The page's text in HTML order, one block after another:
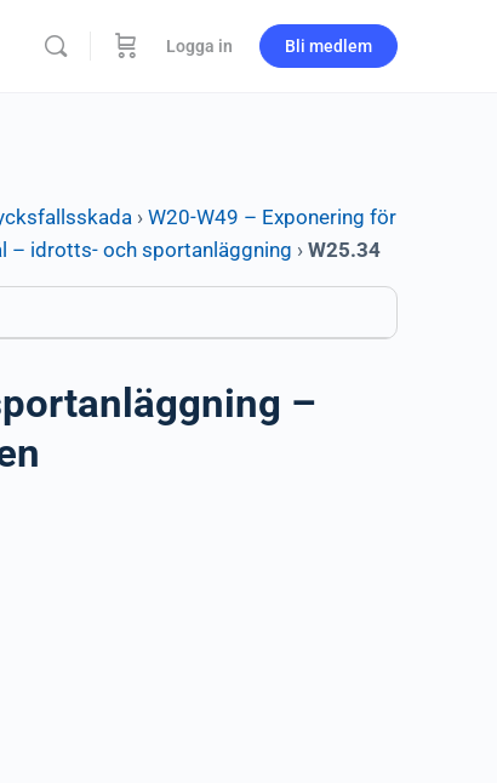
Logga in Bli medlem
› W20-W49 – Exponering för
– idrotts- och sportanläggning › W25.34
–